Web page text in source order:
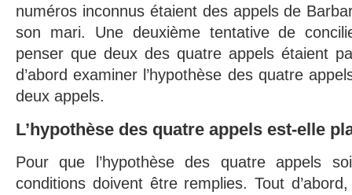
numéros inconnus étaient des appels de
son mari. Une deuxième tentative de
penser que deux des quatre appels étaient
d’abord examiner l’hypothèse des quatre
deux appels.
L’hypothèse des quatre appels est-elle
Pour que l’hypothèse des quatre appels
conditions doivent être remplies. Tout